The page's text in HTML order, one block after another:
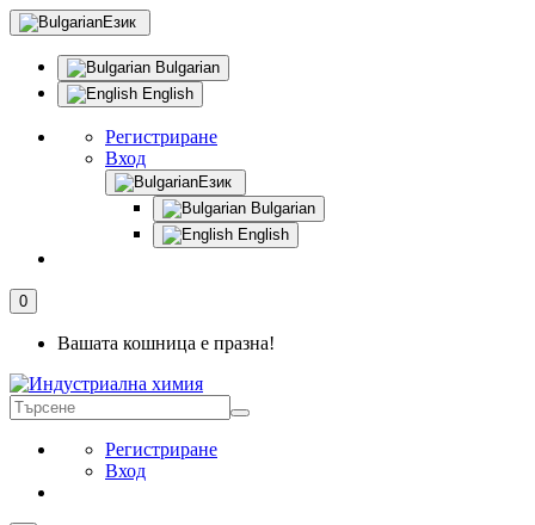
Език
Bulgarian
English
Регистриране
Вход
Език
Bulgarian
English
0
Вашата кошница е празна!
Регистриране
Вход